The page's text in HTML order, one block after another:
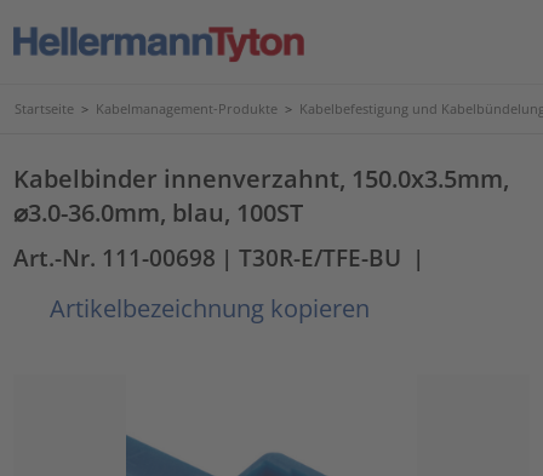
Startseite > Kabelmanagement-Produkte > Kabelbefestigung und
Kabelbinder innenverzahnt, 150.0x3.5mm,
⌀3.0-36.0mm, blau, 100ST
Art.-Nr. 111-00698 | T30R-E/TFE-BU |
Artikelbezeichnung kopieren